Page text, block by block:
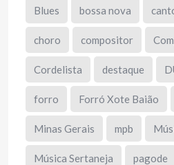
Blues bossa nova
choro compositor
Cordelista destaque
forro Forró Xote Baião
Minas Gerais mpb
Música Sertaneja pagode